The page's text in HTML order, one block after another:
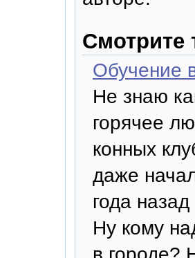
Смотрите
Обучение
Не знаю
горячее
конных
даже
года
Ну кому